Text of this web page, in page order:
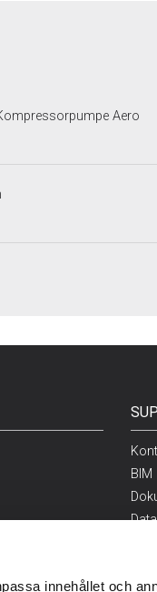
innehållet och
Aero
BIM